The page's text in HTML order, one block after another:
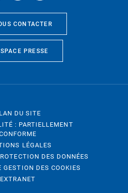
CONTACTER
PRESSE
DU SITE
: PARTIELLEMENT
LÉGALES
DES DONNÉES
GESTION DES COOKIES
EXTRANET